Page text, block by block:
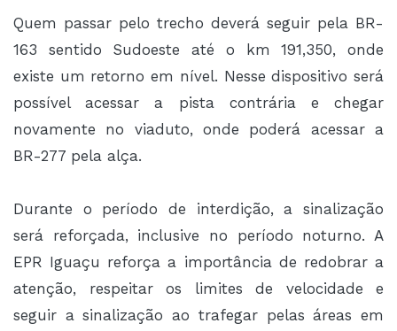
Quem passar pelo trecho deverá seguir pela BR-
163 sentido Sudoeste até o km 191,350, onde
existe um retorno em nível. Nesse dispositivo será
possível acessar a pista contrária e chegar
novamente no viaduto, onde poderá acessar a
BR-277 pela alça.
Durante o período de interdição, a sinalização
será reforçada, inclusive no período noturno. A
EPR Iguaçu reforça a importância de redobrar a
atenção, respeitar os limites de velocidade e
seguir a sinalização ao trafegar pelas áreas em